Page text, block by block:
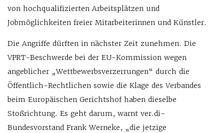
von hochqualifizierten Arbeitsplätzen und
Jobmöglichkeiten freier Mitarbeiterinnen und Künstler.
Die Angriffe dürften in nächster Zeit zunehmen. Die
VPRT-Beschwerde bei der EU-Kommission wegen
angeblicher „Wettbewerbsverzerrungen“ durch die
Öffentlich-Rechtlichen sowie die Klage des Verbandes
beim Europäischen Gerichtshof haben dieselbe
Stoßrichtung. Es geht darum, warnt ver.di-
Bundesvorstand Frank Werneke, „die jetzige